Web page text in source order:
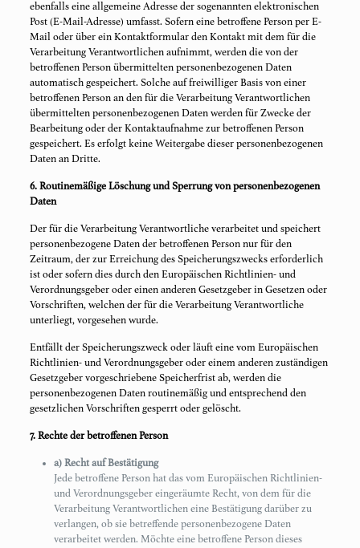
ebenfalls eine allgemeine Adresse der sogenannten elektronischen
Post (E-Mail-Adresse) umfasst. Sofern eine betroffene Person per E-
Mail oder über ein Kontaktformular den Kontakt mit dem für die
Verarbeitung Verantwortlichen aufnimmt, werden die von der
betroffenen Person übermittelten personenbezogenen Daten
automatisch gespeichert. Solche auf freiwilliger Basis von einer
betroffenen Person an den für die Verarbeitung Verantwortlichen
übermittelten personenbezogenen Daten werden für Zwecke der
Bearbeitung oder der Kontaktaufnahme zur betroffenen Person
gespeichert. Es erfolgt keine Weitergabe dieser personenbezogenen
Daten an Dritte.
6. Routinemäßige Löschung und Sperrung von personenbezogenen
Daten
Der für die Verarbeitung Verantwortliche verarbeitet und speichert
personenbezogene Daten der betroffenen Person nur für den
Zeitraum, der zur Erreichung des Speicherungszwecks erforderlich
ist oder sofern dies durch den Europäischen Richtlinien- und
Verordnungsgeber oder einen anderen Gesetzgeber in Gesetzen oder
Vorschriften, welchen der für die Verarbeitung Verantwortliche
unterliegt, vorgesehen wurde.
Entfällt der Speicherungszweck oder läuft eine vom Europäischen
Richtlinien- und Verordnungsgeber oder einem anderen zuständigen
Gesetzgeber vorgeschriebene Speicherfrist ab, werden die
personenbezogenen Daten routinemäßig und entsprechend den
gesetzlichen Vorschriften gesperrt oder gelöscht.
7. Rechte der betroffenen Person
a) Recht auf Bestätigung
Jede betroffene Person hat das vom Europäischen Richtlinien-
und Verordnungsgeber eingeräumte Recht, von dem für die
Verarbeitung Verantwortlichen eine Bestätigung darüber zu
verlangen, ob sie betreffende personenbezogene Daten
verarbeitet werden. Möchte eine betroffene Person dieses